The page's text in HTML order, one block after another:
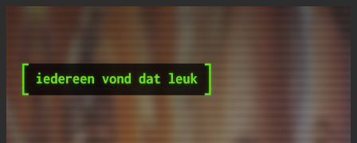
Iedereen vond dat